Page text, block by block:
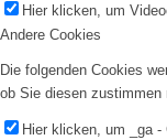
Hier klicken, um
Andere Cookies
Die folgenden Cookies
ob Sie diesen zustimmen
Hier klicken, um _ga